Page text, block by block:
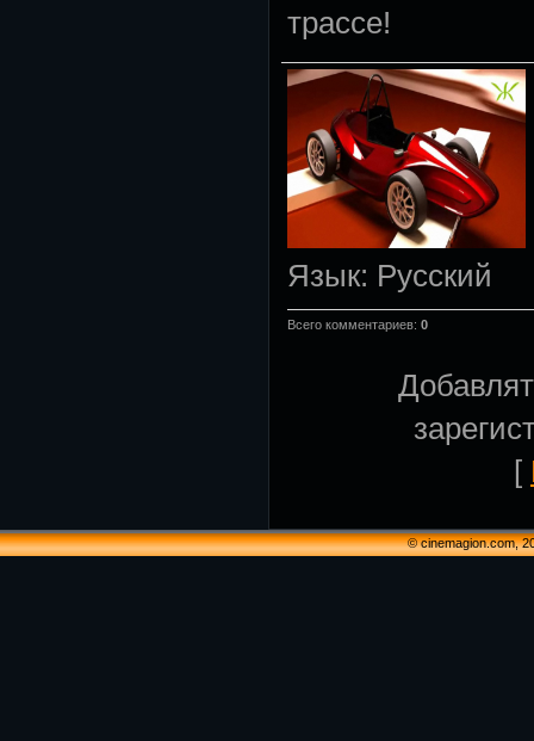
трассе!
Язык: Русский
Всего комментариев: 0
[
© cinemagion.com,